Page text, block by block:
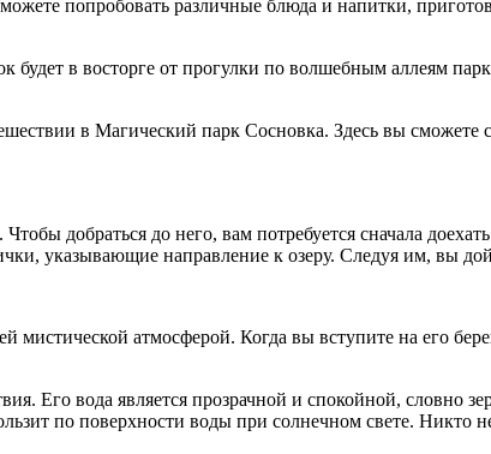
попробовать различные блюда и напитки,
в восторге от прогулки по волшебным аллеям
в Магический парк Сосновка. Здесь вы сможете
добраться до него, вам потребуется сначала
указывающие направление к озеру. Следуя им, вы
атмосферой. Когда вы вступите на его
Его вода является прозрачной и спокойной, словно
по поверхности воды при солнечном свете. Никто